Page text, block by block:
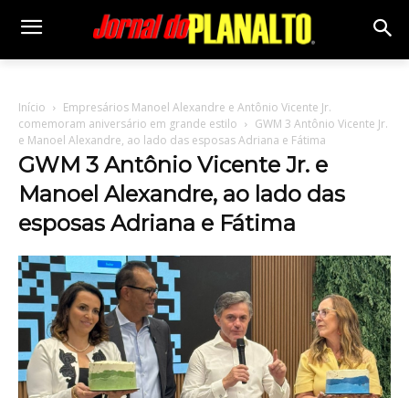
Início
Empresários Manoel Alexandre e Antônio Vicente Jr.
comemoram aniversário em grande estilo
GWM 3 Antônio Vicente Jr.
e Manoel Alexandre, ao lado das esposas Adriana e Fátima
GWM 3 Antônio Vicente Jr. e
Manoel Alexandre, ao lado das
esposas Adriana e Fátima